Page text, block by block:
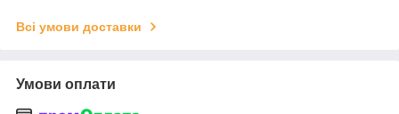
Всі умови доставки
Умови оплати